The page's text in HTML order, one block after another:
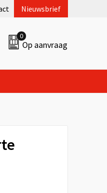
Nieuwsbrief
0
Op aanvraag